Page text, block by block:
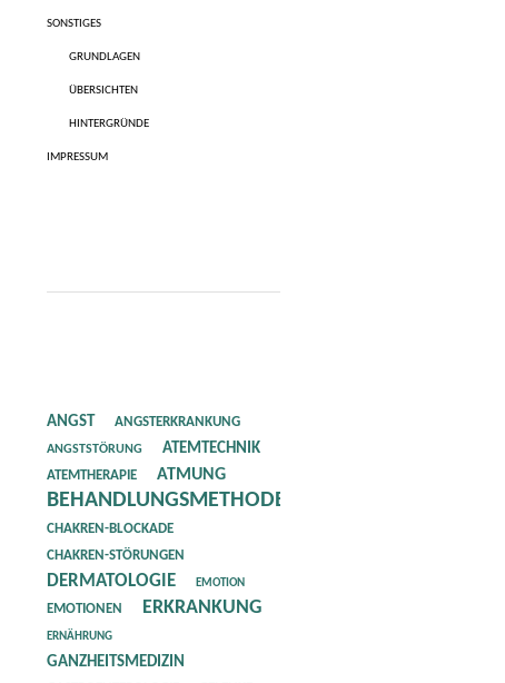
SONSTIGES
GRUNDLAGEN
ÜBERSICHTEN
HINTERGRÜNDE
IMPRESSUM
ANGST
ANGSTERKRANKUNG
ANGSTSTÖRUNG
ATEMTECHNIK
ATEMTHERAPIE ATMUNG
BEHANDLUNGSMETHODE
CHAKREN-BLOCKADE
CHAKREN-STÖRUNGEN
DERMATOLOGIE EMOTION
EMOTIONEN ERKRANKUNG
ERNÄHRUNG
GANZHEITSMEDIZIN